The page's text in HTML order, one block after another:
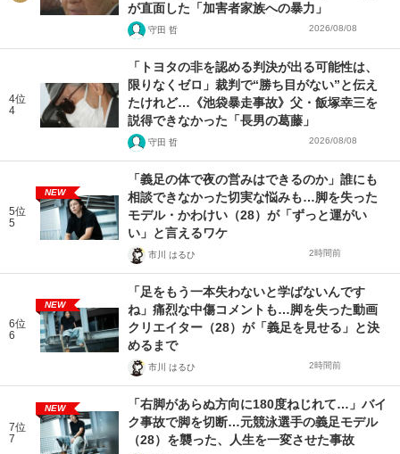
が直面した「加害者家族への暴力」
守田 哲 2026/08/08
4位
4
「トヨタの非を認める判決が出る可能性は、
限りなくゼロ」裁判で“勝ち目がない”と伝え
たけれど…《池袋暴走事故》父・飯塚幸三を
説得できなかった「長男の葛藤」
守田 哲 2026/08/08
5位
5
NEW
「義足の体で夜の営みはできるのか」誰にも
相談できなかった切実な悩みも…脚を失った
モデル・かわけい（28）が「ずっと運がい
い」と言えるワケ
市川 はるひ 2時間前
6位
6
NEW
「足をもう一本失わないと学ばないんです
ね」痛烈な中傷コメントも…脚を失った動画
クリエイター（28）が「義足を見せる」と決
めるまで
市川 はるひ 2時間前
7位
7
NEW
「右脚があらぬ方向に180度ねじれて…」バイ
ク事故で脚を切断…元競泳選手の義足モデル
（28）を襲った、人生を一変させた事故